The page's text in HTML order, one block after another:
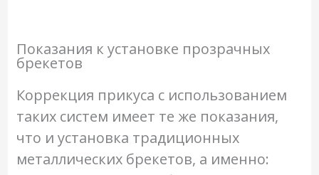
Показания к установке прозрачных
брекетов
Коррекция прикуса с использованием
таких систем имеет те же показания,
что и установка традиционных
металлических брекетов, а именно: